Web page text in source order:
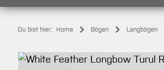
Du bist hier: Home Bögen Langbögen
Bildergalerie überspringen